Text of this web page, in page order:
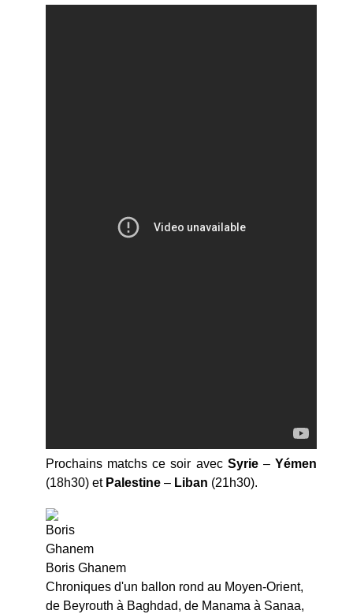
Prochains matchs ce soir avec Syrie–Yémen
(18h30) et Palestine – Liban (21h30).
Boris Ghanem
Chroniques d'un ballon rond au Moyen-Orient,
de Beyrouth à Baghdad, de Manama à Sanaa,